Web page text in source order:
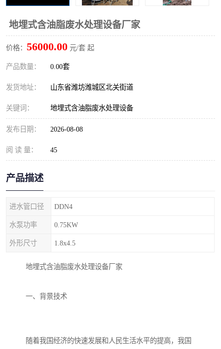
地埋式含油脂废水处理设备厂家
价格： 56000.00 元/套 起
产品数量： 0.00套
发货地址： 山东省潍坊潍城区北关街道
关键词： 地埋式含油脂废水处理设备
发布日期： 2026-08-08
阅 读 量： 45
产品描述
进水管口径 DDN4
水泵功率 0.75KW
外形尺寸 1.8x4.5
地埋式含油脂废水处理设备厂家
一、背景技术
随着我国经济的快速发展和人民生活水平的提高，我国
水处理设备
风电场变电站污水处理设
备
叠螺污泥脱水机
疾控中心一体化设备处理 一体化净北槽污水处理设
餐具消毒污水处理设备
塑料编织袋一体化污水处
理设备
养老院污水处理一体化设
整形医院污水处理设备
酿酒厂一体化污水处理设
备
生活一体化污水处理设备
复合二氧化氯发生器污水
处理设备
屠宰场一体化污水处理设
地埋式一体化污水处理设
备设备
加药装置污水设备
城乡生活污水处理设备设
印刷厂污水处理设备 二级生化污水处理设备